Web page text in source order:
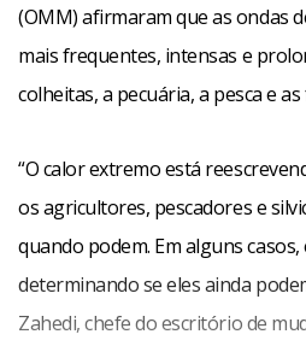
(OMM) afirmaram que as ondas
mais frequentes, intensas e
colheitas, a pecuária, a pesca e
“O calor extremo está
os agricultores, pescadores e
quando podem. Em alguns
determinando se eles ainda
Zahedi, chefe do escritório de